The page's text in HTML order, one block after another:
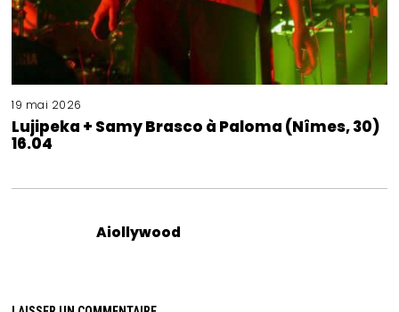
19 mai 2026
Lujipeka + Samy Brasco à Paloma (Nîmes, 30)
16.04
Aiollywood